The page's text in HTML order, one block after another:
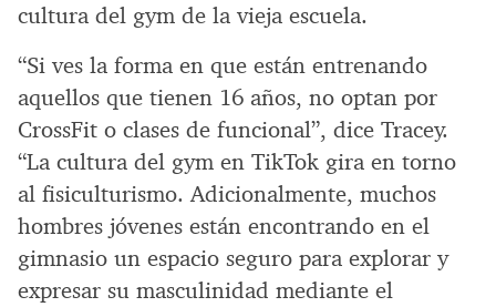
cultura del gym de la vieja escuela.
“Si ves la forma en que están entrenando
aquellos que tienen 16 años, no optan por
CrossFit o clases de funcional”, dice Tracey.
“La cultura del gym en TikTok gira en torno
al fisiculturismo. Adicionalmente, muchos
hombres jóvenes están encontrando en el
gimnasio un espacio seguro para explorar y
expresar su masculinidad mediante el